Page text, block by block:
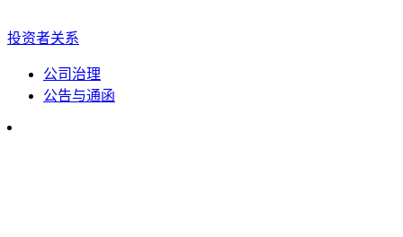
投资者关系
公司治理
公告与通函